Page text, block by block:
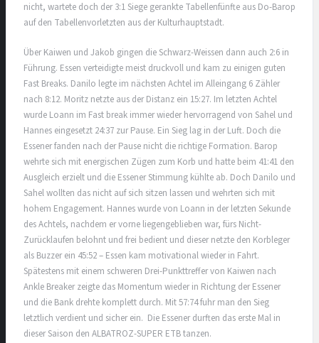
nicht, wartete doch der 3:1 Siege gerankte Tabellenfünfte aus Do-Barop
auf den Tabellenvorletzten aus der Kulturhauptstadt.
Über Kaiwen und Jakob gingen die Schwarz-Weissen dann auch 2:6 in
Führung. Essen verteidigte meist druckvoll und kam zu einigen guten
Fast Breaks. Danilo legte im nächsten Achtel im Alleingang 6 Zähler
nach 8:12. Moritz netzte aus der Distanz ein 15:27. Im letzten Achtel
wurde Loann im Fast break immer wieder hervorragend von Sahel und
Hannes eingesetzt 24:37 zur Pause. Ein Sieg lag in der Luft. Doch die
Essener fanden nach der Pause nicht die richtige Formation. Barop
wehrte sich mit energischen Zügen zum Korb und hatte beim 41:41 den
Ausgleich erzielt und die Essener Stimmung kühlte ab. Doch Danilo und
Sahel wollten das nicht auf sich sitzen lassen und wehrten sich mit
hohem Engagement. Hannes wurde von Loann in der letzten Sekunde
des Achtels, nachdem er vorne liegengeblieben war, fürs Nicht-
Zurücklaufen belohnt und frei bedient und dieser netzte den Korbleger
als Buzzer ein 45:52 – Essen kam motivational wieder in Fahrt.
Spätestens mit einem schweren Drei-Punkttreffer von Kaiwen nach
Ankle Breaker zeigte das Momentum wieder in Richtung der Essener
und die Bank drehte komplett durch. Mit 57:74 fuhr man den Sieg
letztlich verdient und sicher ein. Die Essener durften das erste Mal in
dieser Saison den ALBATROZ-SUPER ETB tanzen.